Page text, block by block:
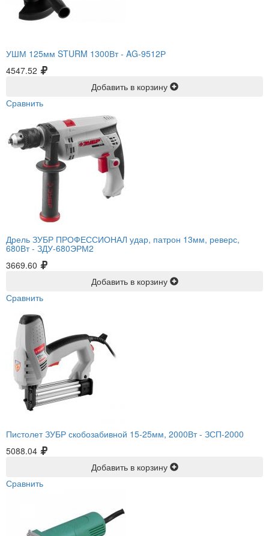
УШМ 125мм STURM 1300Вт - AG-9512Р
4547.52
Добавить в корзину
Сравнить
Дрель ЗУБР ПРОФЕССИОНАЛ удар, патрон 13мм, реверс,
680Вт - ЗДУ-680ЭРМ2
3669.60
Добавить в корзину
Сравнить
Пистолет ЗУБР скобозабивной 15-25мм, 2000Вт - ЗСП-2000
5088.04
Добавить в корзину
Сравнить